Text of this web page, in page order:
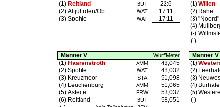
(1) Reitland BUT 22:6 (1)Willen
(2) Altjührden/Ob. WAT 17:11 (2) Rahe
(3) Spohle WAT 17:11 (3)
(4)
(-)
(-)
Männer V Wurf/Meter
Männer V
(1) Haarenstroth AMM 48,045 (1)
(2) Spohle WAT 48,032 (2)
(3) Kreuzmoor STA 51,098 (3)
(4) Leuchenburg AMM 51,065 (4) Burhafe
(5) Astede FRW 53,037 (5)
(6) Reitland BUT 58,051
(-)